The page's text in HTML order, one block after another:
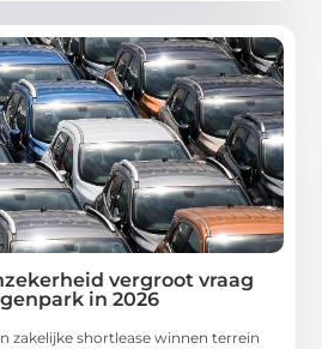
vergroot vraag
in 2026
zakelijke shortlease winnen terrein